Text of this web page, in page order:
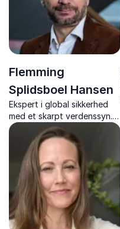
Flemming
Splidsboel Hansen
Ekspert i global sikkerhed
med et skarpt verdenssyn.
Ph.d. og seniorforsker, der
bidrager med dybdegående
analyser og viden.